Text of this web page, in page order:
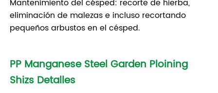
Mantenimiento del césped: recorte de hierba,
eliminación de malezas e incluso recortando
pequeños arbustos en el césped.
PP Manganese Steel Garden Ploining
Shizs Detalles